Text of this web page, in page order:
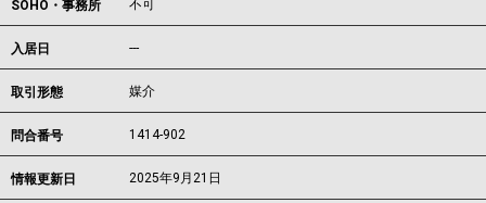
SOHO・事務所 不可
入居日 ---
取引形態 媒介
問合番号 1414-902
情報更新日 2025年9月21日